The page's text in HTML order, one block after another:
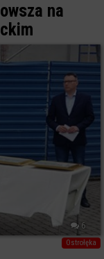
na
6
Ostrołęka